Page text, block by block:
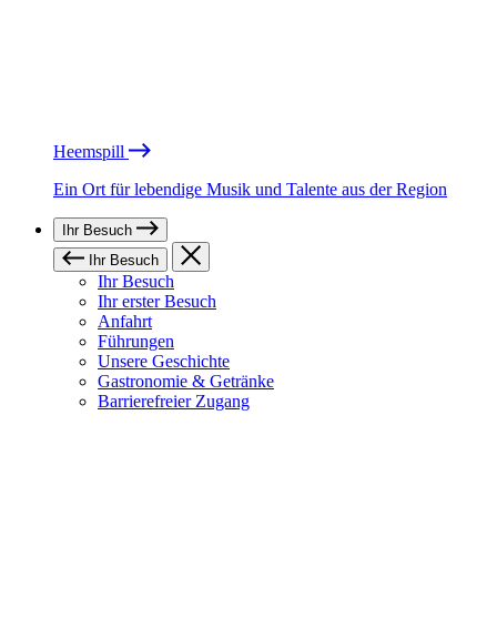
Heemspill
Ein Ort für lebendige Musik und Talente aus der Region
Ihr Besuch
Ihr Besuch
Ihr Besuch
Ihr erster Besuch
Anfahrt
Führungen
Unsere Geschichte
Gastronomie & Getränke
Barrierefreier Zugang